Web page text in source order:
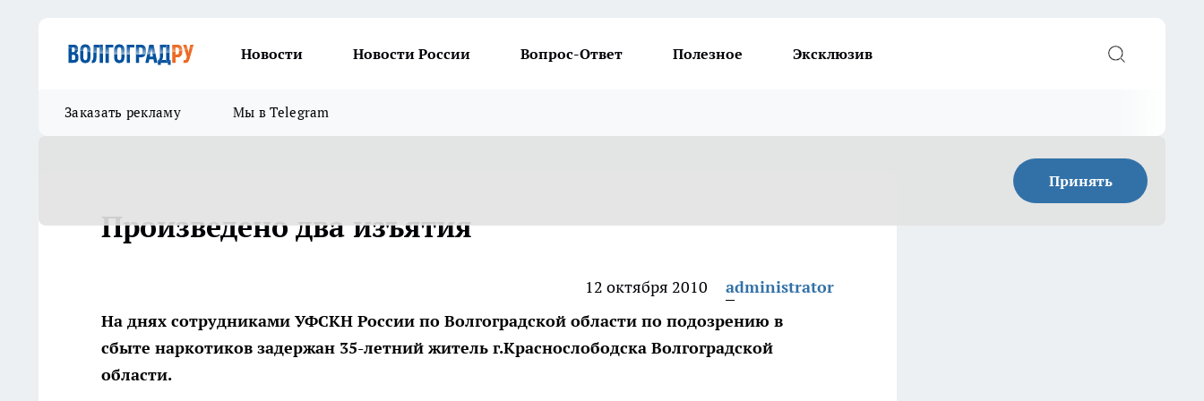
Новости Новости России Вопрос-Ответ Полезное Эксклюзив
Заказать рекламу Мы в Telegram
Принять
Произведено два изъятия
12 октября 2010
administrator
На днях сотрудниками УФСКН России по Волгоградской области по подозрению в
сбыте наркотиков задержан 35-летний житель г.Краснослободска Волгоградской
области.